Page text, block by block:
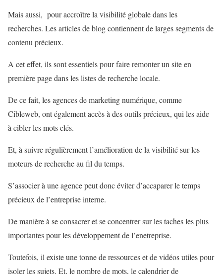
Mais aussi, pour accroître la visibilité globale dans les
recherches. Les articles de blog contiennent de larges segments de
contenu précieux.
A cet effet, ils sont essentiels pour faire remonter un site en
première page dans les listes de recherche locale.
De ce fait, les agences de marketing numérique, comme
Cibleweb, ont également accès à des outils précieux, qui les aide
à cibler les mots clés.
Et, à suivre régulièrement l’amélioration de la visibilité sur les
moteurs de recherche au fil du temps.
S’associer à une agence peut donc éviter d’accaparer le temps
précieux de l’entreprise interne.
De manière à se consacrer et se concentrer sur les taches les plus
importantes pour les développement de l’enetreprise.
Toutefois, il existe une tonne de ressources et de vidéos utiles pour
isoler les sujets. Et, le nombre de mots, le calendrier de